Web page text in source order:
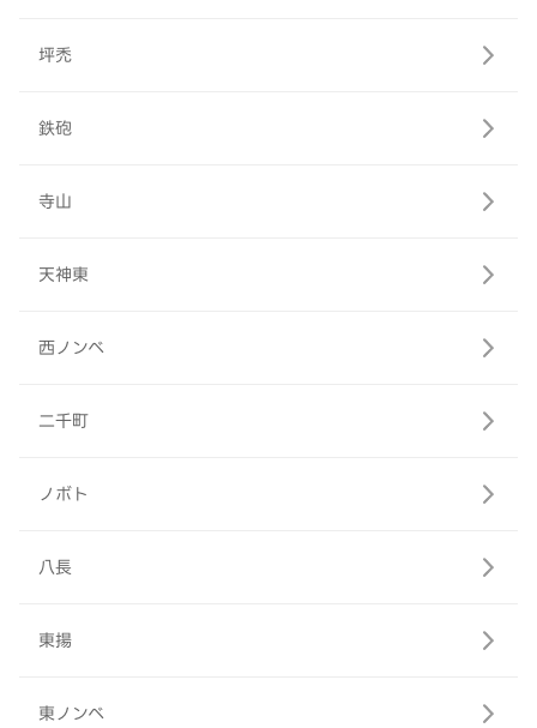
坪禿
鉄砲
寺山
天神東
西ノンベ
二千町
ノボト
八長
東揚
東ノンベ